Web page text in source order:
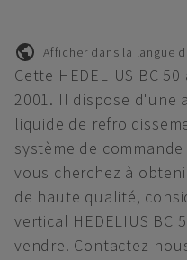
Afficher dans la langue
Cette HEDELIUS BC
2001. Il dispose d'une
liquide de
système de
vous cherchez à
de haute qualité,
vertical HEDELIUS BC
vendre. Contactez-